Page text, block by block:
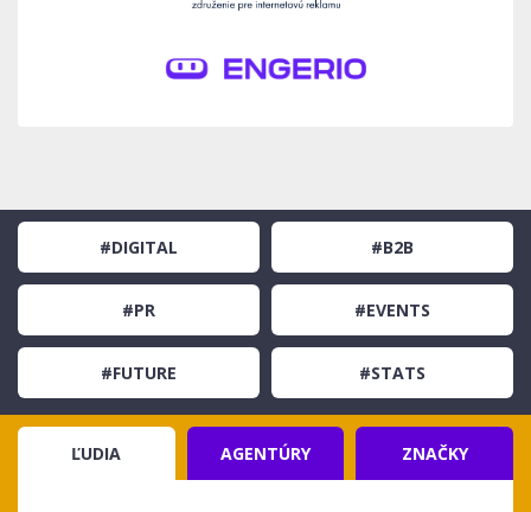
#DIGITAL #B2B
#PR #EVENTS
#FUTURE #STATS
ĽUDIA AGENTÚRY ZNAČKY